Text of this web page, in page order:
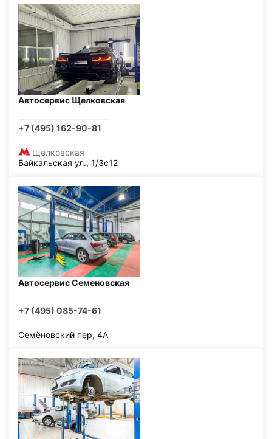
Автосервис Щелковская
+7 (495) 162-90-81
Щелковская
Байкальская ул., 1/3с12
Автосервис Семеновская
+7 (495) 085-74-61
Семёновский пер, 4А